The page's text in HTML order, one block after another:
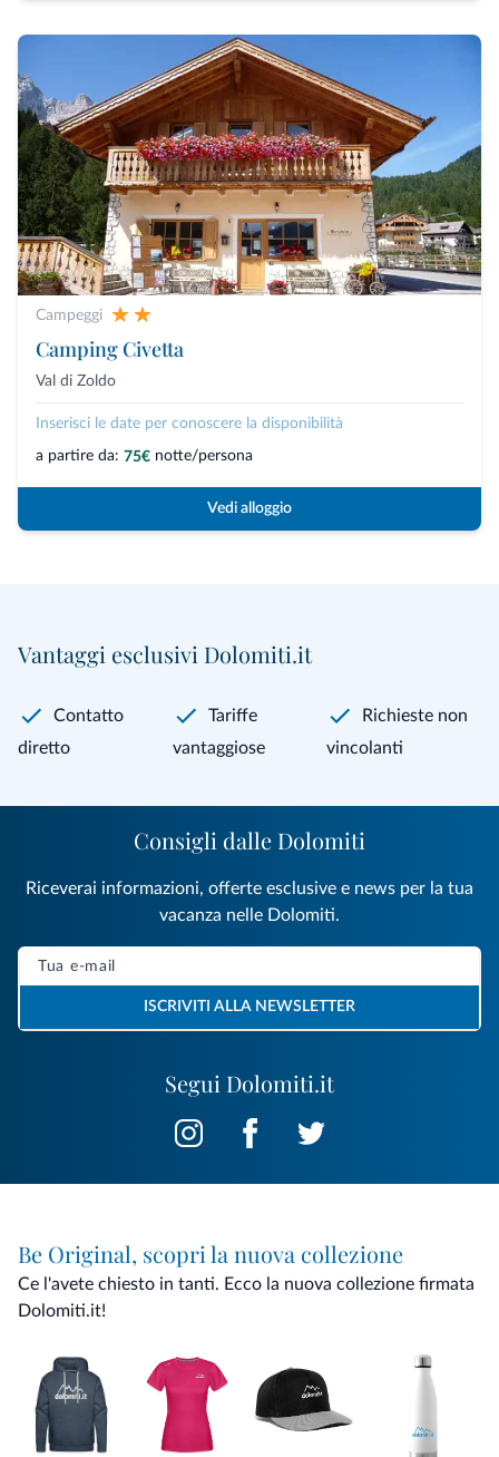
Campeggi
Camping Civetta
Val di Zoldo
Inserisci le date per conoscere la disponibilità
a partire da: 75€ notte/persona
Vedi alloggio
Vantaggi esclusivi Dolomiti.it
Contatto
diretto
Tariffe
vantaggiose
Richieste non
vincolanti
Segui Dolomiti.it
Consigli dalle Dolomiti
Riceverai informazioni, offerte esclusive e news per la tua
vacanza nelle Dolomiti.
ISCRIVITI ALLA NEWSLETTER
Be Original, scopri la nuova collezione
Ce l'avete chiesto in tanti. Ecco la nuova collezione firmata
Dolomiti.it!